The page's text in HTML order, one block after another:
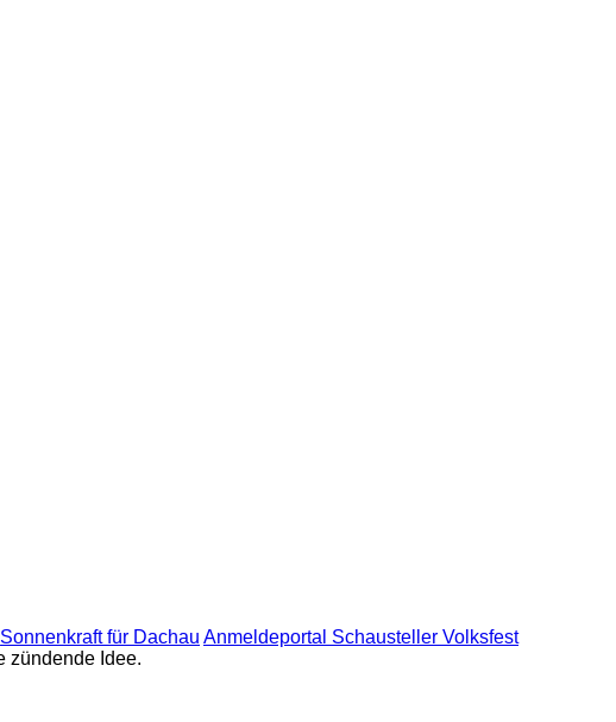
Sonnenkraft für Dachau Anmeldeportal Schausteller Volksfest